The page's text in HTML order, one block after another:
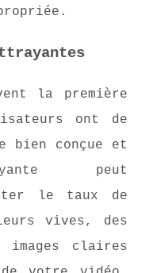
la première
ont de
bien conçue et
peut
le taux de
vives, des
claires